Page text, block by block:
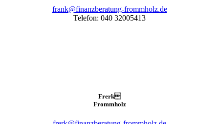
frank@finanzberatung-frommholz.de
Telefon: 040 32005413
Frerk
Frommholz